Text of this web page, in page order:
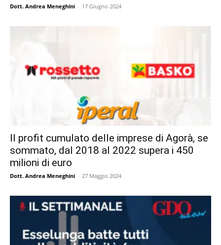
Dott. Andrea Meneghini - 17 Giugno 2024
Il profit cumulato delle imprese di Agorà, se
sommato, dal 2018 al 2022 supera i 450
milioni di euro
Dott. Andrea Meneghini - 27 Maggio 2024